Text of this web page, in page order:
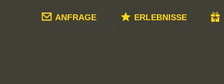
ANFRAGE ERLEBNISSE